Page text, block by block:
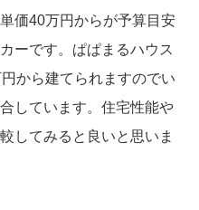
価40万円からが予算目安
ーです。ぱぱまるハウス
から建てられますのでい
しています。住宅性能や
してみると良いと思いま